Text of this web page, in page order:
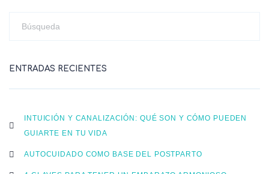
ENTRADAS RECIENTES
INTUICIÓN Y CANALIZACIÓN: QUÉ SON Y CÓMO PUEDEN
GUIARTE EN TU VIDA
AUTOCUIDADO COMO BASE DEL POSTPARTO